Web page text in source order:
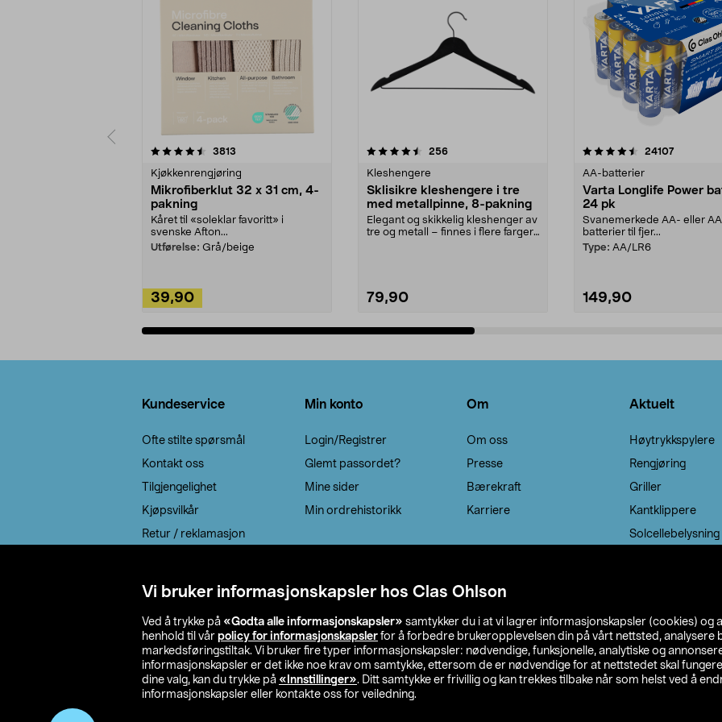
Vi bruker informasjonskapsler hos Clas Ohlson
Ved å trykke på «Godta alle informasjonskapsler» samtykker du i at vi lagrer informasjonskapsler (cookies) og
henhold til vår policy for informasjonskapsler for å forbedre brukeropplevelsen din på vårt nettsted, analysere
markedsføringstiltak. Vi bruker fire typer informasjonskapsler: nødvendige, funksjonelle, analytiske og
informasjonskapsler er det ikke noe krav om samtykke, ettersom de er nødvendige for at nettstedet skal
dine valg, kan du trykke på «Innstillinger». Ditt samtykke er frivillig og kan trekkes tilbake når som helst ved å
informasjonskapsler eller kontakte oss for veiledning.
3813
Kjøkkenrengjøring
Mikrofiberklut 32 x 31 cm, 4-
pakning
Kåret til «soleklar favoritt» i
svenske Afton...
Utførelse: Grå/beige
39,90
4.5av 5 stjerner 256anmeldelser
Kleshengere
Sklisikre kleshengere i tre
med metallpinne, 8-pakning
Elegant og skikkelig kleshenger av
tre og metall – finnes i flere farger.
79,90
4.5av 5 stjerner 24107
AA-batterier
Varta Longlife Power
24 pk
Svanemerkede AA- eller
batterier til fjer...
Type: AA/LR6
149,90
4.5av 5 stjerner
Kundeservice
Ofte stilte spørsmål
Kontakt oss
Tilgjengelighet
Kjøpsvilkår
Retur / reklamasjon
Min konto
Login/Registrer
Glemt passordet?
Mine sider
Min ordrehistorikk
Om
Om oss
Presse
Bærekraft
Karriere
Aktuelt
Høytrykkspylere
Rengjøring
Griller
Kantklippere
Solcellebelysning